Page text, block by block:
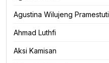
Agustina Wilujeng Pramestuti
Ahmad Luthfi
Aksi Kamisan